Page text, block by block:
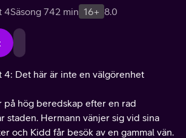
4Säsong 742 min 16+ 8.0
4: Det här är inte en välgörenhet
på hög beredskap efter en rad
staden. Hermann vänjer sig vid sina
och Kidd får besök av en gammal vän.